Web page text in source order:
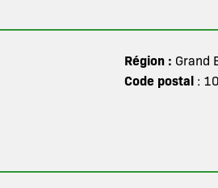
Région : Grand
Code postal: